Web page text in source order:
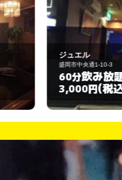
ジュエル
盛岡市中央通1-10-3
60分飲み放題
3,000円(税込)